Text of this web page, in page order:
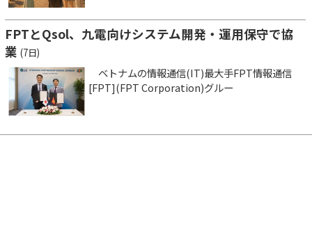
FPTとQsol、九電向けシステム開発・運用保守で協
業 (7日)
ベトナムの情報通信(IT)最大手FPT情報通信
[FPT](FPT Corporation)グルー